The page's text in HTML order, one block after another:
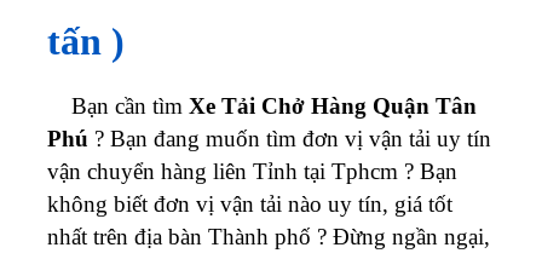
tấn )
Bạn cần tìm Xe Tải Chở Hàng Quận Tân
Phú ? Bạn đang muốn tìm đơn vị vận tải uy tín
vận chuyển hàng liên Tỉnh tại Tphcm ? Bạn
không biết đơn vị vận tải nào uy tín, giá tốt
nhất trên địa bàn Thành phố ? Đừng ngần ngại,